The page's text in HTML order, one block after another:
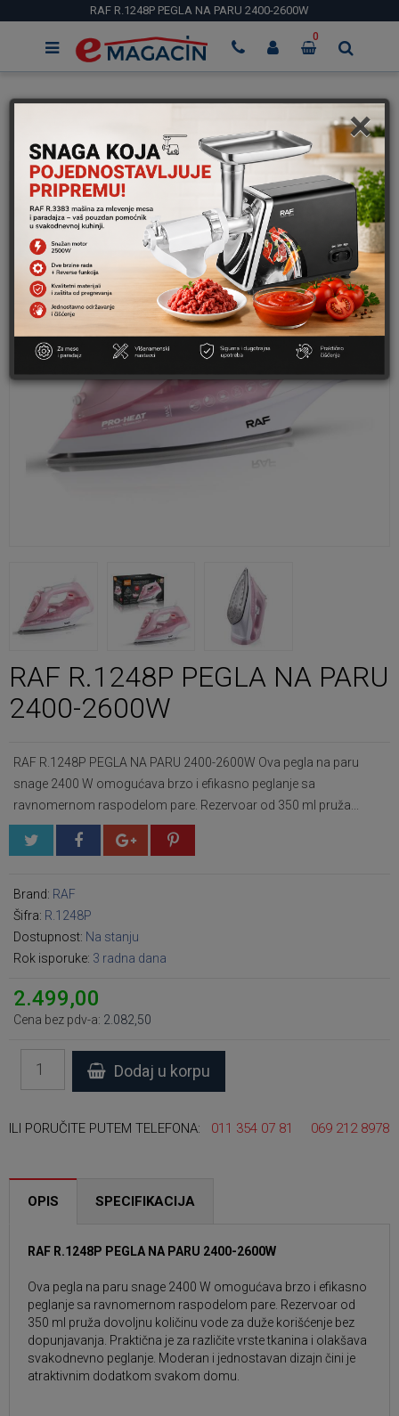
RAF R.1248P PEGLA NA PARU 2400-2600W
0
RAF R.1248P PEGLA NA PARU
2400-2600W
RAF R.1248P PEGLA NA PARU 2400-2600W Ova pegla na paru
snage 2400 W omogućava brzo i efikasno peglanje sa
ravnomernom raspodelom pare. Rezervoar od 350 ml pruža...
Brand: RAF
Šifra: R.1248P
Dostupnost: Na stanju
Rok isporuke: 3 radna dana
2.499,00
Cena bez pdv-a: 2.082,50
Dodaj u korpu
ILI PORUČITE PUTEM TELEFONA: 011 354 07 81 069 212 8978
OPIS SPECIFIKACIJA
RAF R.1248P PEGLA NA PARU 2400-2600W
Ova pegla na paru snage 2400 W omogućava brzo i efikasno
peglanje sa ravnomernom raspodelom pare. Rezervoar od
350 ml pruža dovoljnu količinu vode za duže korišćenje bez
dopunjavanja. Praktična je za različite vrste tkanina i olakšava
svakodnevno peglanje. Moderan i jednostavan dizajn čini je
atraktivnim dodatkom svakom domu.
×